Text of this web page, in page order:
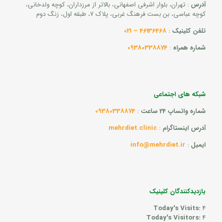
آدرس : تهران، بلوار اشرفی اصفهانی، بالاتر از مرزداران، کوچه ولدخانی،
کوچه عباسی، بن بست فرهنگ غربی، پلاک 7، طبقه اول، زنگ دوم
تلفن کلینیک :
46136468 – 021
شماره همراه :
09380338874
شبکه های اجتماعی
شماره واتساپ 24 ساعت
:
09380338874
آدرس اینستاگرام :
mehrdiet.clinic
ایمیل :
info@mehrdiet.ir
بازدیدکنندگان کلینیک
Today's Visits:4
Today's Visitors:4